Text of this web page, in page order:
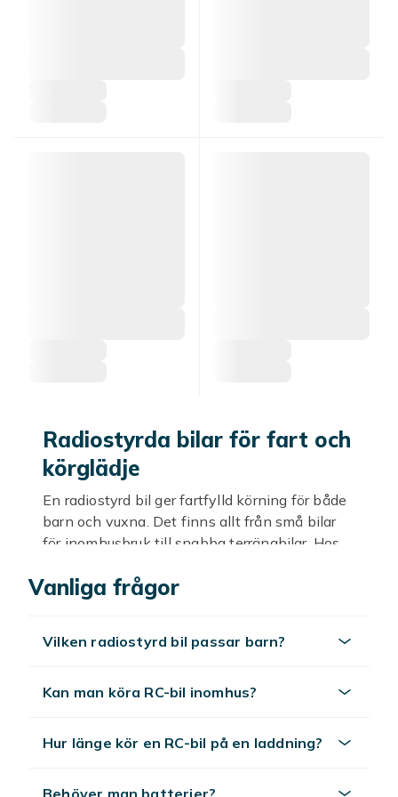
Radiostyrda bilar för fart och
körglädje
En radiostyrd bil ger fartfylld körning för både
barn och vuxna. Det finns allt från små bilar
för inomhusbruk till snabba terrängbilar. Hos
modeller till bra priser.
åldersrekommendationen när du väljer. Vuxna
mer avancerad styrning för större utmaning.
Vanliga frågor
Vilken radiostyrd bil passar barn?
Kan man köra RC-bil inomhus?
Hur länge kör en RC-bil på en laddning?
Behöver man batterier?